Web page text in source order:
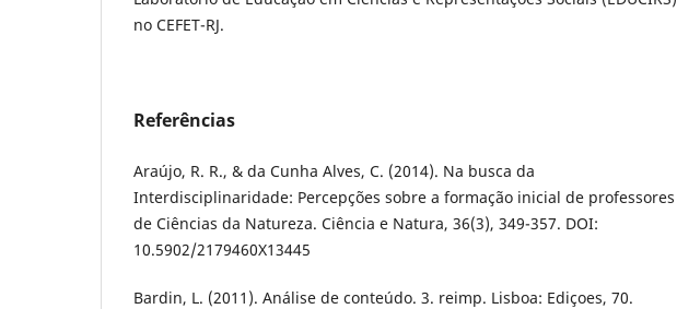
no CEFET-RJ.
Referências
Araújo, R. R., & da Cunha Alves, C. (2014). Na busca da
Interdisciplinaridade: Percepções sobre a formação inicial de professores
de Ciências da Natureza. Ciência e Natura, 36(3), 349-357. DOI:
10.5902/2179460X13445
Bardin, L. (2011). Análise de conteúdo. 3. reimp. Lisboa: Ediçoes, 70.